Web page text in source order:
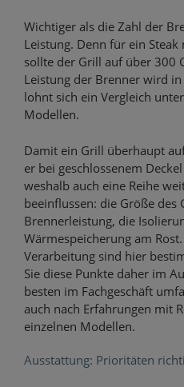
Wichtiger als die Zahl der
Leistung. Denn für ein
sollte der Grill auf über 300
Leistung der Brenner wird
lohnt sich ein Vergleich
Modellen.
Damit ein Grill überhaupt
er bei geschlossenem
weshalb auch eine Reihe
beeinflussen: die Größe des
Brennerleistung, die
Wärmespeicherung am
Verarbeitung sind hier
Sie diese Punkte daher im
besten im Fachgeschäft
auch nach Erfahrungen mit
einzelnen Modellen.
Ausstattung: Prioritäten